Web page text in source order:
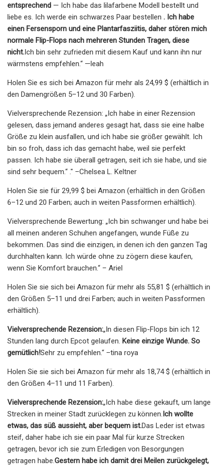
entsprechend — Ich habe das lilafarbene Modell bestellt und
liebe es. Ich werde ein schwarzes Paar bestellen . Ich habe
einen Fersensporn und eine Plantarfasziitis, daher stören mich
normale Flip-Flops nach mehreren Stunden Tragen, diese
nicht.Ich bin sehr zufrieden mit diesem Kauf und kann ihn nur
wärmstens empfehlen.“ —leah
Holen Sie es sich bei Amazon für mehr als 24,99 $ (erhältlich in
den Damengrößen 5–12 und 30 Farben).
Vielversprechende Rezension: „Ich habe in einer Rezension
gelesen, dass jemand anderes gesagt hat, dass sie eine halbe
Größe zu klein ausfallen, und ich habe sie größer gewählt. Ich
bin so froh, dass ich das gemacht habe, weil sie perfekt
passen. Ich habe sie überall getragen, seit ich sie habe, und sie
sind sehr bequem.“ ." –Chelsea L. Keltner
Holen Sie sie für 29,99 $ bei Amazon (erhältlich in den Größen
6–12 und 20 Farben; auch in weiten Passformen erhältlich).
Vielversprechende Bewertung: „Ich bin schwanger und habe bei
all meinen anderen Schuhen angefangen, wunde Füße zu
bekommen. Das sind die einzigen, in denen ich den ganzen Tag
durchhalten kann. Ich würde ohne zu zögern diese kaufen,
wenn Sie Komfort brauchen.“ – Ariel
Holen Sie sie sich bei Amazon für mehr als 55,81 $ (erhältlich in
den Größen 5–11 und drei Farben; auch in weiten Passformen
erhältlich).
Vielversprechende Rezension:„In diesen Flip-Flops bin ich 12
Stunden lang durch Epcot gelaufen. Keine einzige Wunde. So
gemütlich!Sehr zu empfehlen.“ –tina roya
Holen Sie sie sich bei Amazon für mehr als 18,74 $ (erhältlich in
den Größen 4–11 und 11 Farben).
Vielversprechende Rezension:„Ich habe diese gekauft, um lange
Strecken in meiner Stadt zurücklegen zu können.Ich wollte
etwas, das süß aussieht, aber bequem ist.Das Leder ist etwas
steif, daher habe ich sie ein paar Mal für kurze Strecken
getragen, bevor ich sie zum Erledigen von Besorgungen
getragen habe.Gestern habe ich damit drei Meilen zurückgelegt,